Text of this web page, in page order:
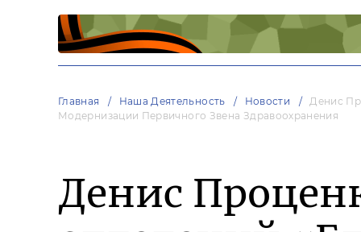
Главная Наша Деятельность Новости
Денис
Модернизации Первичного Звена Здравоохранения
Денис